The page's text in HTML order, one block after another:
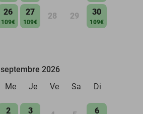
26
109€
27
109€
28 29 30
109€
septembre 2026
Me Je Ve Sa Di
2 3 6